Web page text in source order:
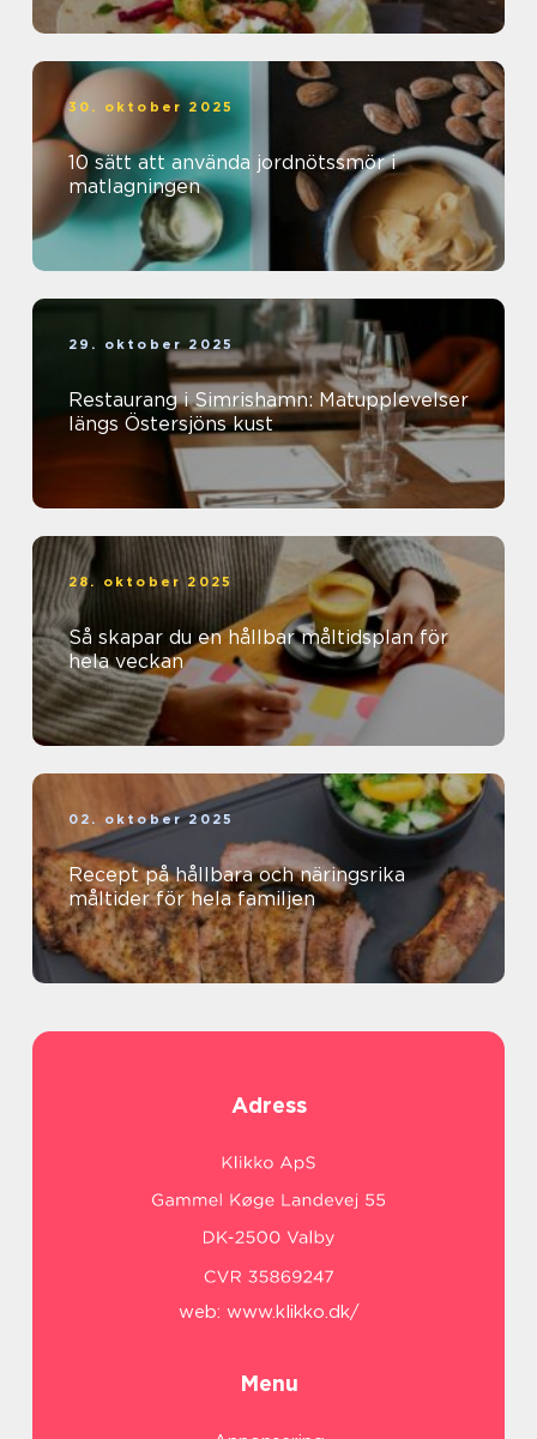
30. oktober 2025
10 sätt att använda jordnötssmör i
matlagningen
29. oktober 2025
Restaurang i Simrishamn: Matupplevelser
längs Östersjöns kust
28. oktober 2025
Så skapar du en hållbar måltidsplan för
hela veckan
02. oktober 2025
Recept på hållbara och näringsrika
måltider för hela familjen
Adress
web: www.klikko.dk/
Menu